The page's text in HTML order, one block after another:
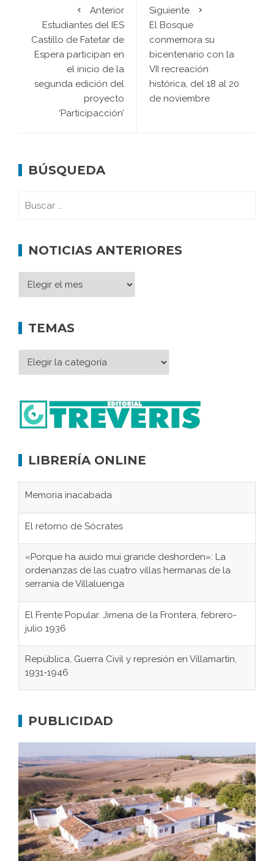
Anterior
Estudiantes del IES
Castillo de Fatetar de
Espera participan en
el inicio de la
segunda edición del
proyecto
‘Participacción’
Siguiente
El Bosque
conmemora su
bicentenario con la
VII recreación
histórica, del 18 al 20
de noviembre
BÚSQUEDA
NOTICIAS ANTERIORES
TEMAS
LIBRERÍA ONLINE
Memoria inacabada
El retorno de Sócrates
«Porque ha auido mui grande deshorden»: La
ordenanzas de las cuatro villas hermanas de la
serranía de Villaluenga
El Frente Popular. Jimena de la Frontera, febrero-
julio 1936
República, Guerra Civil y represión en Villamartín,
1931-1946
concentración nazis
Bornos
El Frente Popular. Ubrique, febrero-julio 1936
Juntar las letras. La alfabetización en el campo: del
afán de saber a la autogestión
PUBLICIDAD